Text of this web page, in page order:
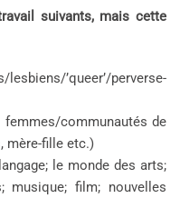
suivants, mais cette
’queer’/perverse-
communautés de
mère-fille etc.)
le monde des arts;
musique; film; nouvelles